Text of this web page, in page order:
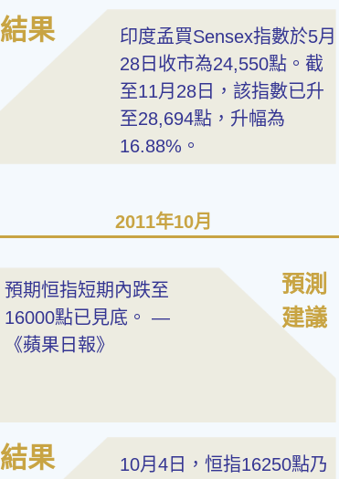
結果
印度孟買Sensex指數於5月
28日收市為24,550點。截
至11月28日，該指數已升
至28,694點，升幅為
16.88%。
2011年10月
預期恒指短期內跌至
16000點已見底。 —
《蘋果日報》
預測
建議
結果
10月4日，恒指16250點乃